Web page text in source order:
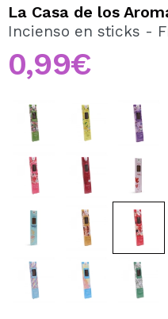
Al crear una cuenta en
tus compras rápidamente,
pedidos y consultar tus
La Casa de los
Incienso en sticks -
0,99€